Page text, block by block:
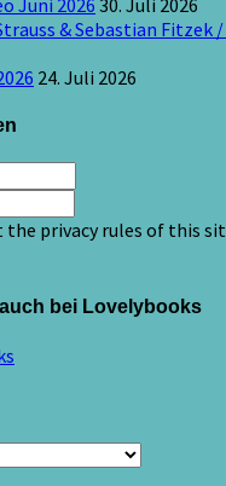
& Sebastian Fitzek
24. Juli 2026
the privacy rules of this
bei Lovelybooks